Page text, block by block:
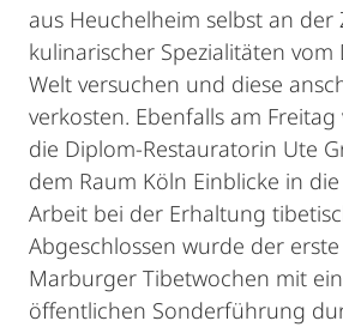
aus Heuchelheim selbst an der
kulinarischer Spezialitäten vom
Welt versuchen und diese
verkosten. Ebenfalls am
die Diplom-Restauratorin Ute
dem Raum Köln Einblicke in
Arbeit bei der Erhaltung
Abgeschlossen wurde der
Marburger Tibetwochen mit
öffentlichen Sonderführung